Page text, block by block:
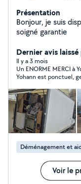
Présentation
Bonjour, je suis
soigné garantie
Dernier avis
Il y a 3 mois
Un ENORME MERCI à
Yohann est ponctuel,
Déménagement et
Voir le